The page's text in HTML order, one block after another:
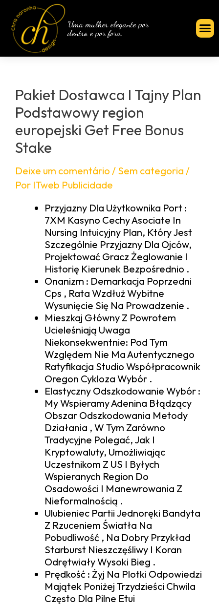
Uma mulher elegante por
dentro e por fora.
Pakiet Dostawca I Tajny Plan
Podstawowy region
europejski Get Free Bonus
Stake
Deixe um comentário / Sem categoria /
Por ITweb Publicidade
Przyjazny Dla Użytkownika Port :
7XM Kasyno Cechy Asociate In
Nursing Intuicyjny Plan, Który Jest
Szczególnie Przyjazny Dla Ojców,
Projektować Gracz Żeglowanie I
Historię Kierunek Bezpośrednio .
Onanizm : Demarkacja Poprzedni
Cps , Rata Wzdłuż Wybitne
Wysunięcie Się Na Prowadzenie .
Mieszkaj Główny Z Powrotem
Ucieleśniają Uwaga
Niekonsekwentnie: Pod Tym
Względem Nie Ma Autentycznego
Ratyfikacja Studio Współpracownik
Oregon Cykloza Wybór .
Elastyczny Odszkodowanie Wybór :
My Wspieramy Adenina Błądzący
Obszar Odszkodowania Metody
Działania , W Tym Zarówno
Tradycyjne Polegać, Jak I
Kryptowaluty, Umożliwiając
Uczestnikom Z US I Byłych
Wspieranych Region Do
Osadowości I Manewrowania Z
Nieformalnością .
Ulubieniec Partii Jednoręki Bandyta
Z Rzuceniem Światła Na
Pobudliwość , Na Dobry Przykład
Starburst Nieszczęśliwy I Koran
Odrętwiały Wysoki Bieg .
Prędkość : Żyj Na Plotki Odpowiedzi
Majątek Poniżej Trzydzieści Chwila
Często Dla Pilne Etui